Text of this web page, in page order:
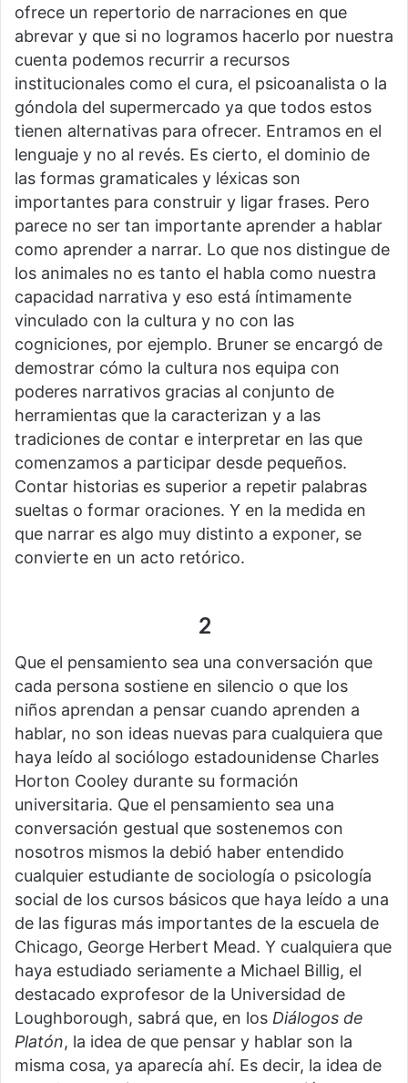
ofrece un repertorio de narraciones en que
abrevar y que si no logramos hacerlo por nuestra
cuenta podemos recurrir a recursos
institucionales como el cura, el psicoanalista o la
góndola del supermercado ya que todos estos
tienen alternativas para ofrecer. Entramos en el
lenguaje y no al revés. Es cierto, el dominio de
las formas gramaticales y léxicas son
importantes para construir y ligar frases. Pero
parece no ser tan importante aprender a hablar
como aprender a narrar. Lo que nos distingue de
los animales no es tanto el habla como nuestra
capacidad narrativa y eso está íntimamente
vinculado con la cultura y no con las
cogniciones, por ejemplo. Bruner se encargó de
demostrar cómo la cultura nos equipa con
poderes narrativos gracias al conjunto de
herramientas que la caracterizan y a las
tradiciones de contar e interpretar en las que
comenzamos a participar desde pequeños.
Contar historias es superior a repetir palabras
sueltas o formar oraciones. Y en la medida en
que narrar es algo muy distinto a exponer, se
convierte en un acto retórico.
2
Que el pensamiento sea una conversación que
cada persona sostiene en silencio o que los
niños aprendan a pensar cuando aprenden a
hablar, no son ideas nuevas para cualquiera que
haya leído al sociólogo estadounidense Charles
Horton Cooley durante su formación
universitaria. Que el pensamiento sea una
conversación gestual que sostenemos con
nosotros mismos la debió haber entendido
cualquier estudiante de sociología o psicología
social de los cursos básicos que haya leído a una
de las figuras más importantes de la escuela de
Chicago, George Herbert Mead. Y cualquiera que
haya estudiado seriamente a Michael Billig, el
destacado exprofesor de la Universidad de
Loughborough, sabrá que, en los Diálogos de
Platón, la idea de que pensar y hablar son la
misma cosa, ya aparecía ahí. Es decir, la idea de